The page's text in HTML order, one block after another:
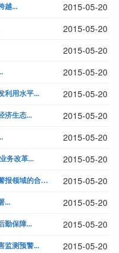
越... 2015-05-20
2015-05-20
2015-05-20
2015-05-20
利用水平... 2015-05-20
济生态... 2015-05-20
2015-05-20
务改革... 2015-05-20
陈连增：推进内地与香港在海洋灾害预警报领域的合作... 2015-05-20
... 2015-05-20
勤保障... 2015-05-20
监测预警... 2015-05-20